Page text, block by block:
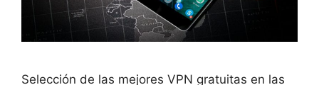
Selección de las mejores VPN gratuitas en las